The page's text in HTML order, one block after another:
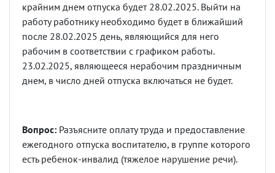
крайним днем отпуска будет 28.02.2025. Выйти на
работу работнику необходимо будет в ближайший
после 28.02.2025 день, являющийся для него
рабочим в соответствии с графиком работы.
23.02.2025, являющееся нерабочим праздничным
днем, в число дней отпуска включаться не будет.
Вопрос: Разъясните оплату труда и предоставление
ежегодного отпуска воспитателю, в группе которого
есть ребенок-инвалид (тяжелое нарушение речи).